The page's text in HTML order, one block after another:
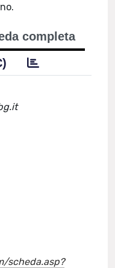
completa
scheda.asp?